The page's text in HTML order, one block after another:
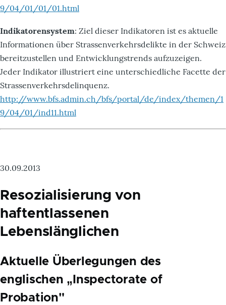
9/04/01/01/01.html
Indikatorensystem: Ziel dieser Indikatoren ist es aktuelle
Informationen über Strassenverkehrsdelikte in der Schweiz
bereitzustellen und Entwicklungstrends aufzuzeigen.
Jeder Indikator illustriert eine unterschiedliche Facette der
Strassenverkehrsdelinquenz.
http://www.bfs.admin.ch/bfs/portal/de/index/themen/1
9/04/01/ind11.html
30.09.2013
Resozialisierung von
haftentlassenen
Lebenslänglichen
Aktuelle Überlegungen des
englischen „Inspectorate of
Probation"